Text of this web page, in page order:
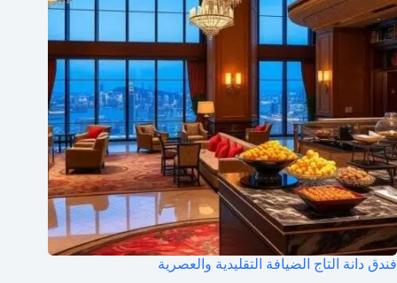
فندق دانة التاج الضيافة التقليدية والعصرية